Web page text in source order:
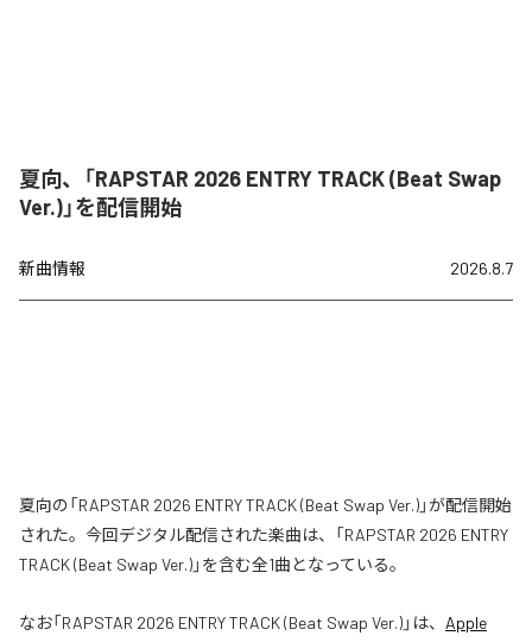
夏向、「RAPSTAR 2026 ENTRY TRACK (Beat Swap
Ver.)」を配信開始
新曲情報 2026.8.7
夏向の「RAPSTAR 2026 ENTRY TRACK (Beat Swap Ver.)」が配信開始
された。今回デジタル配信された楽曲は、「RAPSTAR 2026 ENTRY
TRACK (Beat Swap Ver.)」を含む全1曲となっている。
なお「RAPSTAR 2026 ENTRY TRACK (Beat Swap Ver.)」は、 Apple